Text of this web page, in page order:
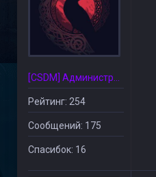
Рейтинг: 254
Сообщений: 175
Спасибок: 16